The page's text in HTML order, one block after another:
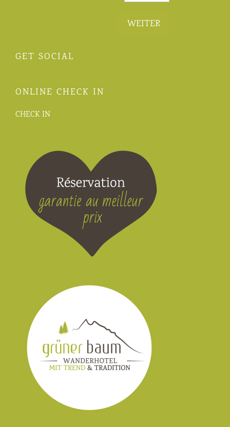
WEITER
GET SOCIAL
ONLINE CHECK IN
CHECK IN